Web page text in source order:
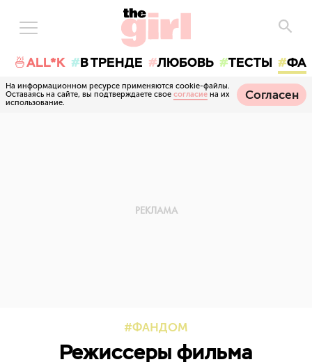
🍜ALL*K В ТРЕНДЕ ЛЮБОВЬ ТЕСТЫ
На информационном ресурсе применяются cookie-файлы.
Оставаясь на сайте, вы подтверждаете свое согласие на их
использование.
Согласен
ФАНДОМ
Режиссеры фильма